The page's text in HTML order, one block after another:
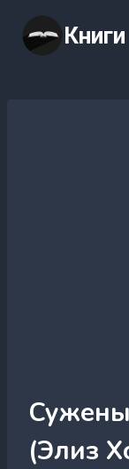
содержимому
Книги
(Элиз